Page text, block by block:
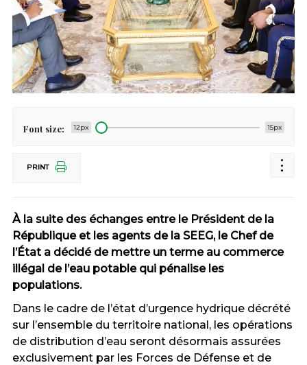
Font size: 12px 15px
PRINT
À la suite des échanges entre le Président de la
République et les agents de la SEEG, le Chef de
l’État a décidé de mettre un terme au commerce
illégal de l’eau potable qui pénalise les
populations.
Dans le cadre de l’état d’urgence hydrique décrété
sur l’ensemble du territoire national, les opérations
de distribution d’eau seront désormais assurées
exclusivement par les Forces de Défense et de